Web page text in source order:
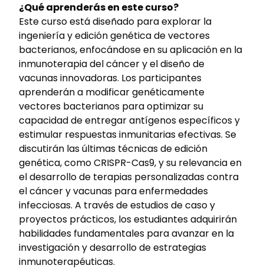
¿Qué aprenderás en este curso?
Este curso está diseñado para explorar la
ingeniería y edición genética de vectores
bacterianos, enfocándose en su aplicación en la
inmunoterapia del cáncer y el diseño de
vacunas innovadoras. Los participantes
aprenderán a modificar genéticamente
vectores bacterianos para optimizar su
capacidad de entregar antígenos específicos y
estimular respuestas inmunitarias efectivas. Se
discutirán las últimas técnicas de edición
genética, como CRISPR-Cas9, y su relevancia en
el desarrollo de terapias personalizadas contra
el cáncer y vacunas para enfermedades
infecciosas. A través de estudios de caso y
proyectos prácticos, los estudiantes adquirirán
habilidades fundamentales para avanzar en la
investigación y desarrollo de estrategias
inmunoterapéuticas.